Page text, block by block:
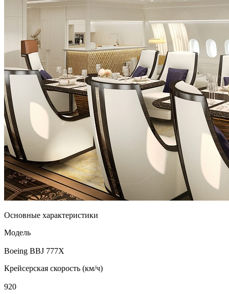
Основные характеристики
Модель
Boeing BBJ 777X
Крейсерская скорость (км/ч)
920